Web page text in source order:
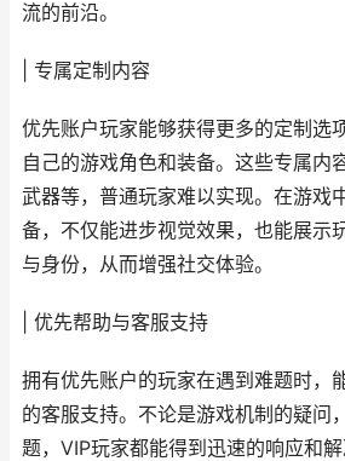
流的前沿。
| 专属定制内容
优先账户玩家能够获得更多的定制选
自己的游戏角色和装备。这些专属内
武器等，普通玩家难以实现。在游戏
备，不仅能进步视觉效果，也能展示
与身份，从而增强社交体验。
| 优先帮助与客服支持
拥有优先账户的玩家在遇到难题时，
的客服支持。不论是游戏机制的疑问
题，VIP玩家都能得到迅速的响应和